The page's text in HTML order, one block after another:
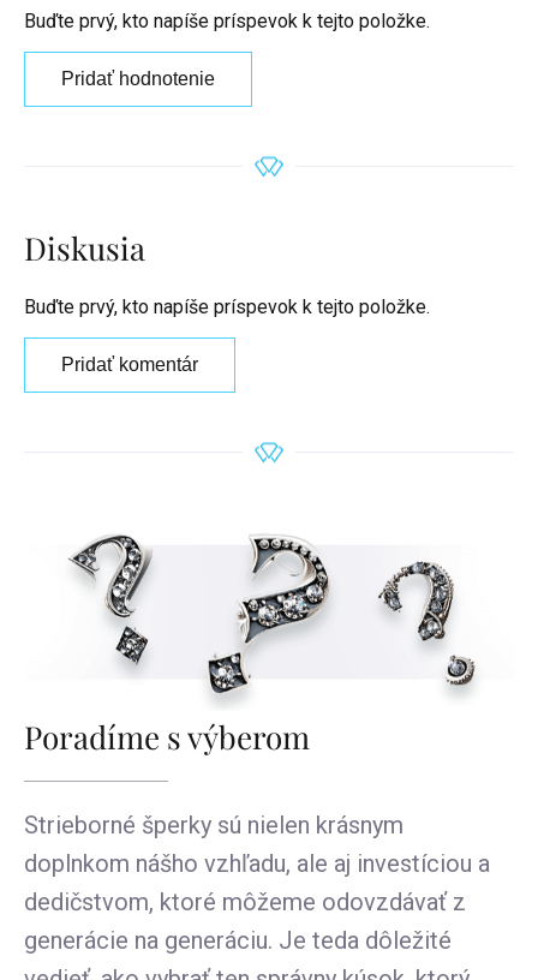
Buďte prvý, kto napíše príspevok k tejto položke.
Pridať hodnotenie
Diskusia
Buďte prvý, kto napíše príspevok k tejto položke.
Pridať komentár
Poradíme s výberom
Strieborné šperky sú nielen krásnym
doplnkom nášho vzhľadu, ale aj investíciou a
dedičstvom, ktoré môžeme odovzdávať z
generácie na generáciu. Je teda dôležité